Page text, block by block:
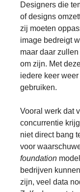
Designers die
of designs
zij moeten
image bedreigt
maar daar
om zijn. Met
iedere keer
gebruiken.
Vooral werk dat
concurrentie
niet direct bang
voor
foundation
bedrijven
zijn, veel data